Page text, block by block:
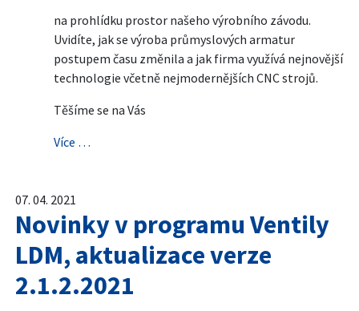
na prohlídku prostor našeho výrobního závodu.
Uvidíte, jak se výroba průmyslových armatur
postupem času změnila a jak firma využívá nejnovější
technologie včetně nejmodernějších CNC strojů.
Těšíme se na Vás
Více …
07. 04. 2021
Novinky v programu Ventily
LDM, aktualizace verze
2.1.2.2021